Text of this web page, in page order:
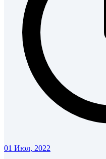
01 Июл, 2022